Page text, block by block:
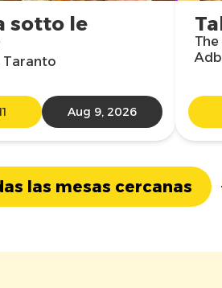
sotto le
Taranto
Aug 9, 2026
las mesas cercanas